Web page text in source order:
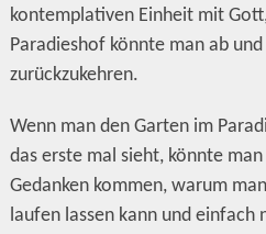
kontemplativen Einheit mit
Paradieshof könnte man ab
zurückzukehren.
Wenn man den Garten im
das erste mal sieht, könnte
Gedanken kommen, warum
laufen lassen kann und einfach